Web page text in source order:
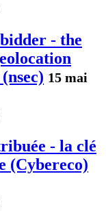
- the
15 mai
- la clé
(Cybereco)